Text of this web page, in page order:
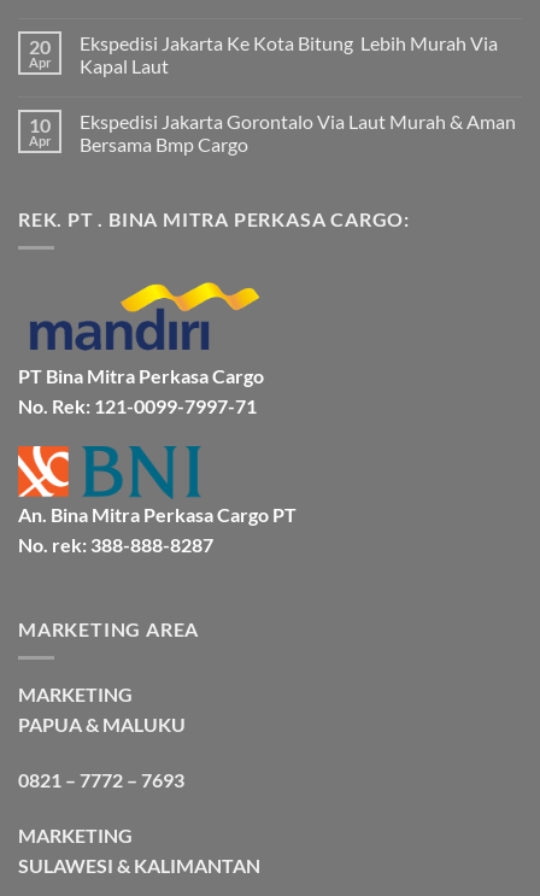
komentar
pada
Ekspedisi
Murah
dan
Terpercaya
Jakarta
ke
20
Apr
Ekspedisi Jakarta Ke Kota Bitung Lebih Murah Via
Kapal Laut
komentar
pada
Ekspedisi
Bitung
Lebih
10
Apr
Ekspedisi Jakarta Gorontalo Via Laut Murah & Aman
Bersama Bmp Cargo
pada
Ekspedisi
&
Aman
Bersama
Bmp
Cargo
REK. PT . BINA MITRA PERKASA CARGO:
PT Bina Mitra Perkasa Cargo
No. Rek: 121-0099-7997-71
An. Bina Mitra Perkasa Cargo PT
No. rek: 388-888-8287
MARKETING AREA
MARKETING
PAPUA & MALUKU
0821 – 7772 – 7693
MARKETING
SULAWESI & KALIMANTAN